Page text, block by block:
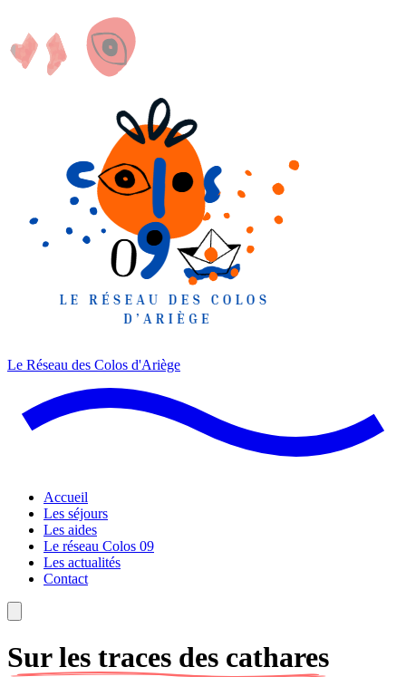
Le Réseau des Colos d'Ariège
Accueil
Les séjours
Les aides
Le réseau Colos 09
Les actualités
Contact
Sur les traces des cathares